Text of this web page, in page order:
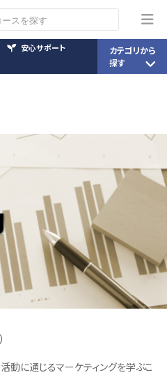
動に通じるマーケティングを学ぶこ
安心サポート
カテゴリから
探す